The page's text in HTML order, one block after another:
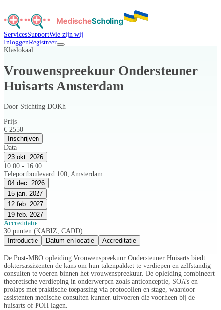
ServicesSupportWie zijn wij
InloggenRegistreer
Klaslokaal
Vrouwenspreekuur Ondersteuner
Huisarts Amsterdam
Door Stichting DOKh
Prijs
€ 2550
Inschrijven
Data
23 okt. 2026
10:00 - 16:00
Teleportboulevard 100, Amsterdam
04 dec. 2026
15 jan. 2027
12 feb. 2027
19 feb. 2027
Accreditatie
30 punten (KABIZ, CADD)
Introductie
Datum en locatie Accreditatie
De Post-MBO opleiding Vrouwenspreekuur Ondersteuner Huisarts biedt
doktersassistenten de kans om hun takenpakket te verdiepen en zelfstandig
consulten te voeren binnen het vrouwenspreekuur. De opleiding combineert
theoretische verdieping in onderwerpen zoals anticonceptie, SOA’s en
prolaps met praktische toepassing via protocollen en stage, waardoor
assistenten medische consulten kunnen uitvoeren die voorheen bij de
huisarts of POH lagen.